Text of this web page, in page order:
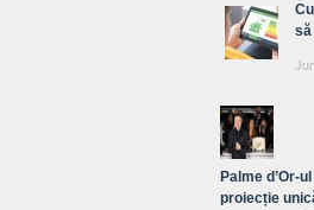
Palme d’Or-
proiecție